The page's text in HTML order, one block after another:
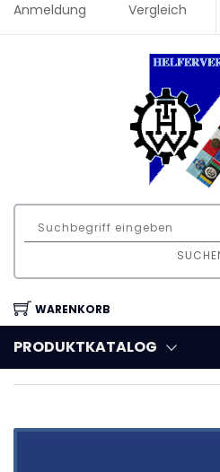
Anmeldung Vergleich
WARENKORB
PRODUKTKATALOG